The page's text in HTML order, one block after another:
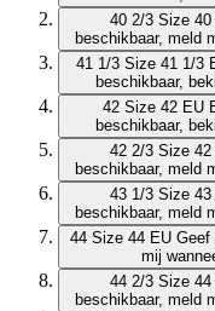
40 2/3 Size 40
beschikbaar, meld
41 1/3 Size 41 1/3
beschikbaar,
42 Size 42 EU
beschikbaar,
42 2/3 Size 42
beschikbaar, meld
43 1/3 Size 43
beschikbaar, meld
44 Size 44 EU Geef
mij
44 2/3 Size 44
beschikbaar, meld